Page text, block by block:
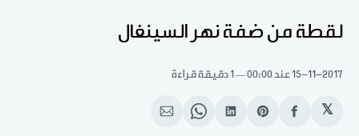
لقطة من ضفة نهر السينغال
15-11-2017 عند 00:00 1 دقيقة قراءة
𝕏
انشر
Shareانشر
Shareانشر